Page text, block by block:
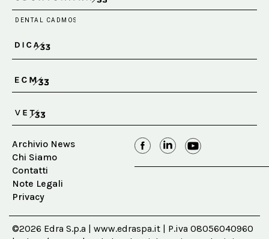
Archivio News
Chi Siamo
Contatti
Note Legali
Privacy
©2026 Edra S.p.a | www.edraspa.it | P.iva 08056040960